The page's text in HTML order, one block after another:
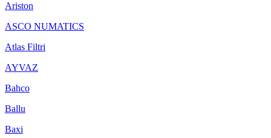
Ariston
ASCO NUMATICS
Atlas Filtri
AYVAZ
Bahco
Ballu
Baxi